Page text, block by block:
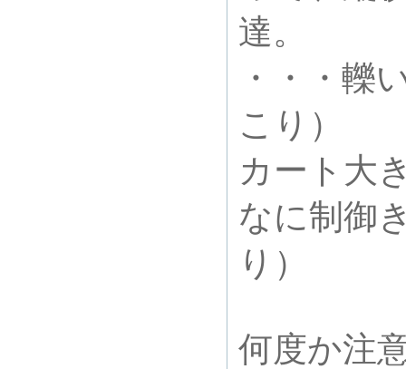
達。
・・・轢
こり）
カート大
なに制御
り）
何度か注